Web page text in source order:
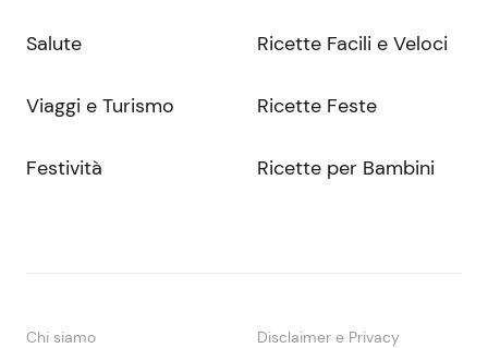
Salute
Viaggi e Turismo
Festività
Ricette Facili e Veloci
Ricette Feste
Ricette per Bambini
Chi siamo Disclaimer e Privacy